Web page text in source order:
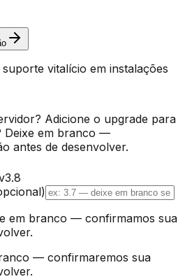
vitalício em instalações
Adicione o upgrade para
Deixe em branco —
antes de desenvolver.
em branco — confirmamos sua
— confirmaremos sua